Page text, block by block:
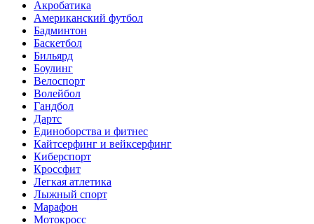
Акробатика
Американский футбол
Бадминтон
Баскетбол
Бильярд
Боулинг
Велоспорт
Волейбол
Гандбол
Дартс
Единоборства и фитнес
Кайтсерфинг и вейксерфинг
Киберспорт
Кроссфит
Легкая атлетика
Лыжный спорт
Марафон
Мотокросс